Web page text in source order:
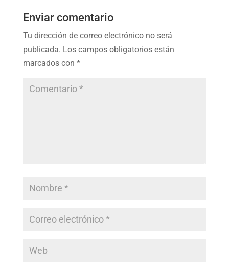
Enviar comentario
Tu dirección de correo electrónico no será
publicada. Los campos obligatorios están
marcados con *